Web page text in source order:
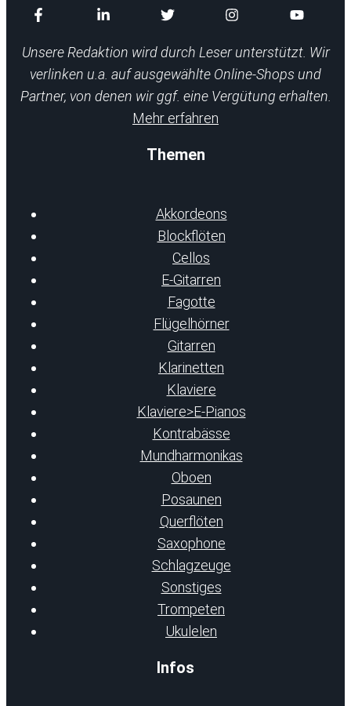
Unsere Redaktion wird durch Leser unterstützt. Wir
verlinken u.a. auf ausgewählte Online-Shops und
Partner, von denen wir ggf. eine Vergütung erhalten.
Mehr erfahren
Themen
Akkordeons
Blockflöten
Cellos
E-Gitarren
Fagotte
Flügelhörner
Gitarren
Klarinetten
Klaviere
Klaviere>E-Pianos
Kontrabässe
Mundharmonikas
Oboen
Posaunen
Querflöten
Saxophone
Schlagzeuge
Sonstiges
Trompeten
Ukulelen
Infos